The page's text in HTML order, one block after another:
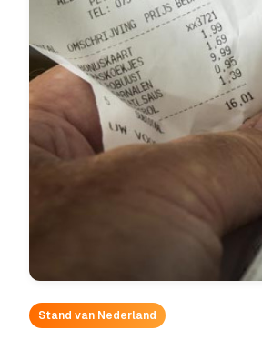
Stand van Nederland